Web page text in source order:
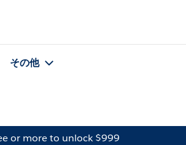
その他
or more to unlock $999